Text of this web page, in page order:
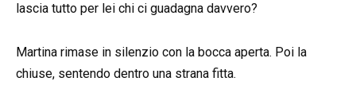
lascia tutto per lei chi ci guadagna davvero?
Martina rimase in silenzio con la bocca aperta. Poi la
chiuse, sentendo dentro una strana fitta.